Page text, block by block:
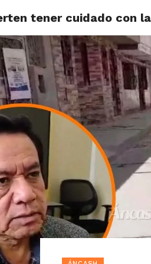
tener cuidado con